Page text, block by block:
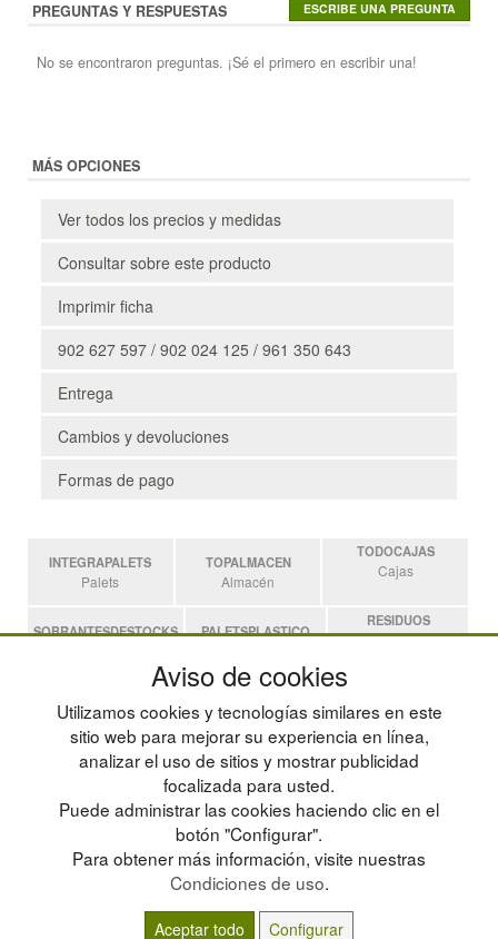
PREGUNTAS Y RESPUESTAS
No se encontraron preguntas. ¡Sé el primero en escribir una!
MÁS OPCIONES
Ver todos los precios y medidas
Consultar sobre este producto
Imprimir ficha
902 627 597 / 902 024 125 / 961 350 643
Entrega
Cambios y devoluciones
Formas de pago
INTEGRAPALETS
Palets
TOPALMACEN
Almacén
TODOCAJAS
Cajas
SOBRANTESDESTOCKS PALETSPLASTICO
RESIDUOS
Residuos
Estanterias
POLÍTICA DE PRIVACIDAD
CONDICIONES DE USO
CAMBIOS Y DEVOLUCIONES
CONTACTO
MAPA WEB
PREGUNTAS FRECUENTES
INGRESA A TU CUENTA
© residuos.com - Todos los derechos reservados
Aviso de cookies
Utilizamos cookies y tecnologías similares en este
sitio web para mejorar su experiencia en línea,
analizar el uso de sitios y mostrar publicidad
focalizada para usted.
Puede administrar las cookies haciendo clic en el
botón "Configurar".
Para obtener más información, visite nuestras
Condiciones de uso.
Aceptar todo Configurar